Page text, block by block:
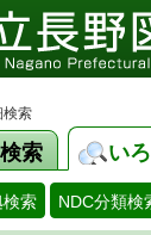
検索
索 い
検索 NDC分類検